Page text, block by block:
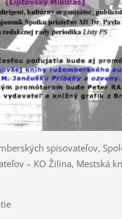
spisovateľov,
– KO Žilina, Mestská